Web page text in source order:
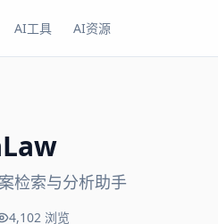
AI工具 AI资源
检索与分析助手
4,102 浏览